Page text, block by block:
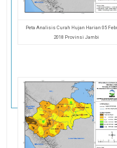
Peta Analisis Curah Hujan Harian 05
2018 Provinsi Jambi